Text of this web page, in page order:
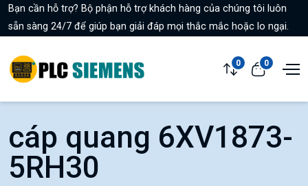
Bạn cần hỗ trợ? Bộ phận hỗ trợ khách hàng của chúng tôi luôn
sẵn sàng 24/7 để giúp bạn giải đáp mọi thắc mắc hoặc lo ngại.
0 0
cáp quang 6XV1873-
5RH30